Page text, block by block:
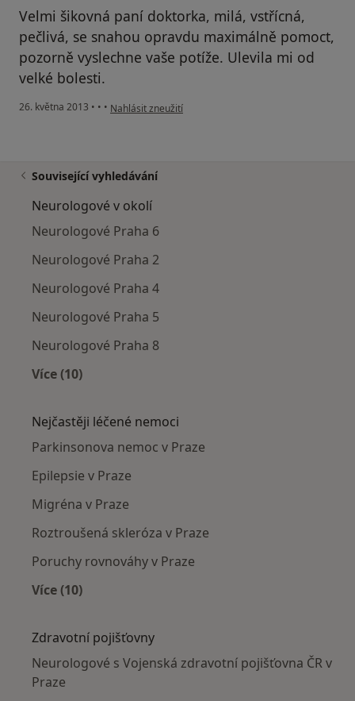
Velmi šikovná paní doktorka, milá, vstřícná,
pečlivá, se snahou opravdu maximálně pomoct,
pozorně vyslechne vaše potíže. Ulevila mi od
velké bolesti.
26. května 2013 • • • podle názoru uživatele Váš účet byl odstraněn
Nahlásit zneužití
Související vyhledávání
Neurologové v okolí
Neurologové Praha 6
Neurologové Praha 2
Neurologové Praha 4
Neurologové Praha 5
Neurologové Praha 8
Více (10)
Nejčastěji léčené nemoci
Parkinsonova nemoc v Praze
Epilepsie v Praze
Migréna v Praze
Roztroušená skleróza v Praze
Poruchy rovnováhy v Praze
Více (10)
Zdravotní pojišťovny
Neurologové s Vojenská zdravotní pojišťovna ČR v
Praze